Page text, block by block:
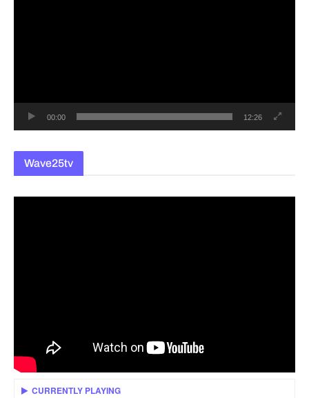
00:00 12:26
Wave25tv
CURRENTLY PLAYING